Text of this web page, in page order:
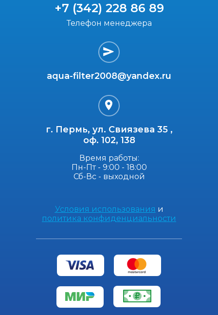
+7 (342) 228 86 89
aqua-filter2008@yandex.ru
г. Пермь, ул. Свиязева 35 ,
оф. 102, 138
Телефон менеджера
Время работы:
Пн-Пт - 9:00 - 18:00
Сб-Вс - выходной
Условия использования и
политика конфиденциальности